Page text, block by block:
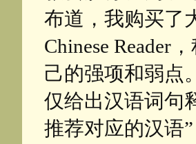
布道，我购买了
Chinese Reader
己的强项和弱点
仅给出汉语词句
推荐对应的汉语”